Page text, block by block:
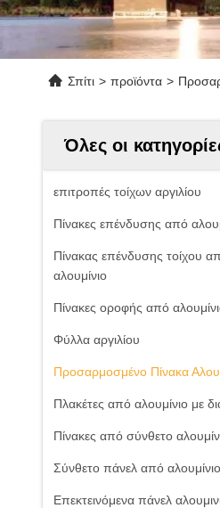
Σπίτι > προϊόντα >
Όλες οι
επιτροπές τοίχων αργιλίου
Πίνακες επένδυσης από
Πίνακας επένδυσης τοίχου
αλουμίνιο
Πίνακες οροφής από
Φύλλα αργιλίου
Προσαρμοσμένο Πίνακα
Πλακέτες από αλουμίνιο με
Πίνακες από σύνθετο
Σύνθετο πάνελ από αλουμίνιο
Επεκτεινόμενα πάνελ